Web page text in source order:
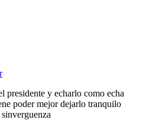
presidente y echarlo como echa
poder mejor dejarlo tranquilo